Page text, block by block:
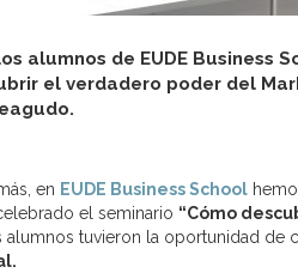
alumnos de EUDE Business
el verdadero poder del
en EUDE Business School
el seminario “Cómo
alumnos tuvieron la oportunidad de